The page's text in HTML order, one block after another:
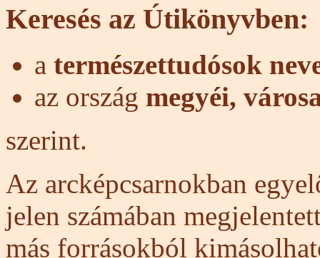
Keresés az Útikönyvben:
a természettudósok
az ország megyéi,
szerint.
Az arcképcsarnokban
jelen számában
más forrásokból